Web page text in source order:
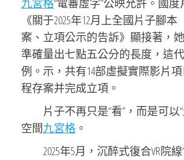
九宮格“電審虛字”公映允許。國
《關于2025年12月上全國片子腳
案、立項公示的告訴》顯接著，
準確量出七點五公分的長度，這
例。示，共有14部虛擬實際影片
程存案并完成立項。
片子不再只是“看”，而是可以
空間九宮格 。
2025年5月，沉醉式復合VR院